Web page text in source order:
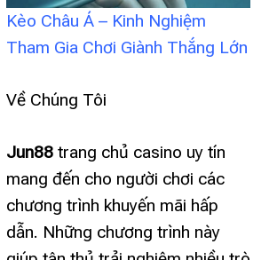
Kèo Châu Á – Kinh Nghiệm
Tham Gia Chơi Giành Thắng Lớn
Về Chúng Tôi
Jun88 trang chủ casino uy tín
mang đến cho người chơi các
chương trình khuyến mãi hấp
dẫn. Những chương trình này